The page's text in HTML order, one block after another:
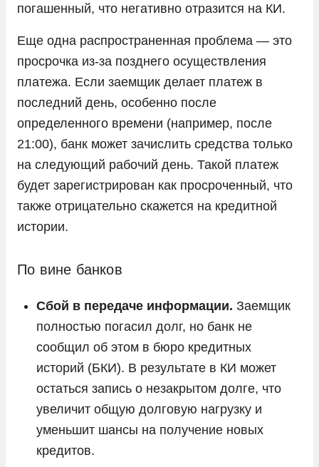
погашенный, что негативно отразится на КИ.
Еще одна распространенная проблема — это
просрочка из-за позднего осуществления
платежа. Если заемщик делает платеж в
последний день, особенно после
определенного времени (например, после
21:00), банк может зачислить средства только
на следующий рабочий день. Такой платеж
будет зарегистрирован как просроченный, что
также отрицательно скажется на кредитной
истории.
По вине банков
Сбой в передаче информации. Заемщик
полностью погасил долг, но банк не
сообщил об этом в бюро кредитных
историй (БКИ). В результате в КИ может
остаться запись о незакрытом долге, что
увеличит общую долговую нагрузку и
уменьшит шансы на получение новых
кредитов.